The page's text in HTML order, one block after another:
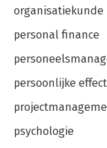
organisatiekunde
personal finance
persoonlijke
psychologie